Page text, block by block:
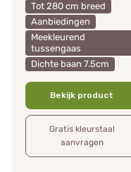
Tot 280 cm breed
Aanbiedingen
Meekleurend
tussengaas
Dichte baan 7.5cm
Bekijk product
Gratis kleurstaal
aanvragen